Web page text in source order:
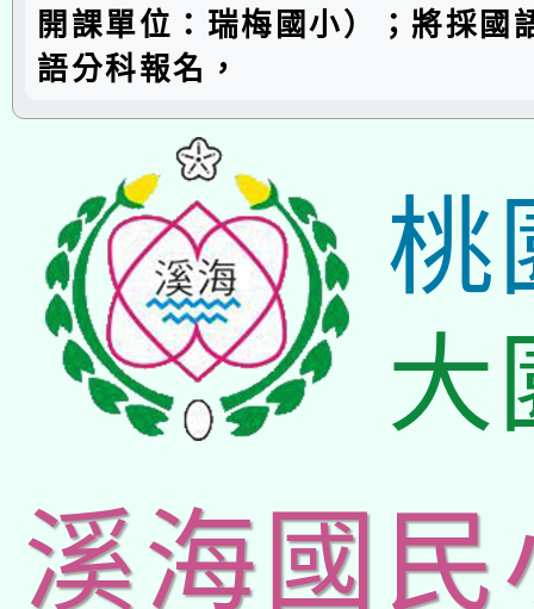
開課單位：瑞梅國小）；將採國
語分科報名，
桃
大
溪海國民